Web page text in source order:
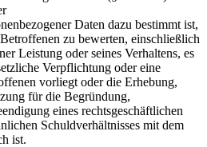
Daten dazu bestimmt ist,
zu bewerten, einschließlich
Leistung oder seines Verhaltens, es
Verpflichtung oder eine
vorliegt oder die Erhebung,
für die Begründung,
eines rechtsgeschäftlichen
Schuldverhältnisses mit dem
ist.